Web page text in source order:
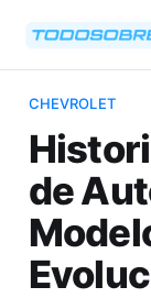
CHEVROLET
de